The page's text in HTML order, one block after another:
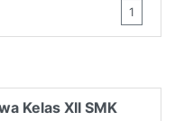
1
Kelas XII SMK